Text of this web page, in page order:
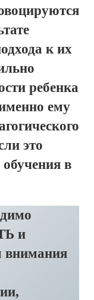
к их
ребенка
ему
это
обучения в
и